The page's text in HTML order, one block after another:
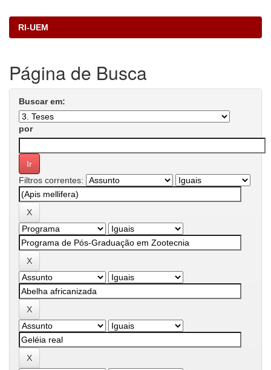
RI-UEM
Página de Busca
Buscar em:
por
Filtros correntes: